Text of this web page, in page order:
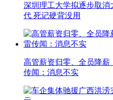
深圳理工大学拟逐步取
代 死记硬背没用
高管薪资归零、全员降
传闻：消息不实